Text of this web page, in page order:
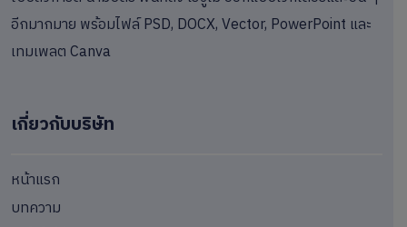
อีกมากมาย พร้อมไฟล์ PSD, DOCX, Vector, PowerPoint และ
เทมเพลต Canva
เกี่ยวกับบริษัท
หน้าแรก
บทความ